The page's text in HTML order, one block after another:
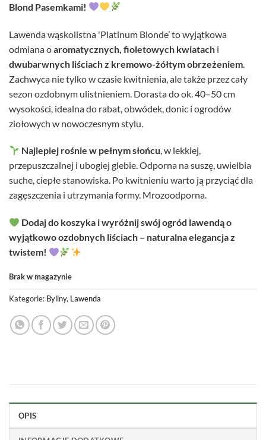
Blond Pasemkami!
Lawenda wąskolistna 'Platinum Blonde’ to wyjątkowa
odmiana oaromatycznych, fioletowych kwiatach i
dwubarwnych liściach z kremowo-żółtym obrzeżeniem
Zachwyca nie tylko w czasie kwitnienia, ale także przez cały
sezon ozdobnym ulistnieniem. Dorasta do ok. 40–50 cm
wysokości, idealna do rabat, obwódek, donic i ogrodów
ziołowych w nowoczesnym stylu.
Najlepiej rośnie w pełnym słońcu, w lekkiej,
przepuszczalnej i ubogiej glebie. Odporna na suszę, uwielbia
suche, ciepłe stanowiska. Po kwitnieniu warto ją przyciąć dla
zagęszczenia i utrzymania formy. Mrozoodporna.
Dodaj do koszyka i wyróżnij swój ogród lawendą o
wyjątkowo ozdobnych liściach – naturalna elegancja z
twistem!
Brak w magazynie
Kategorie: Byliny, Lawenda
OPIS